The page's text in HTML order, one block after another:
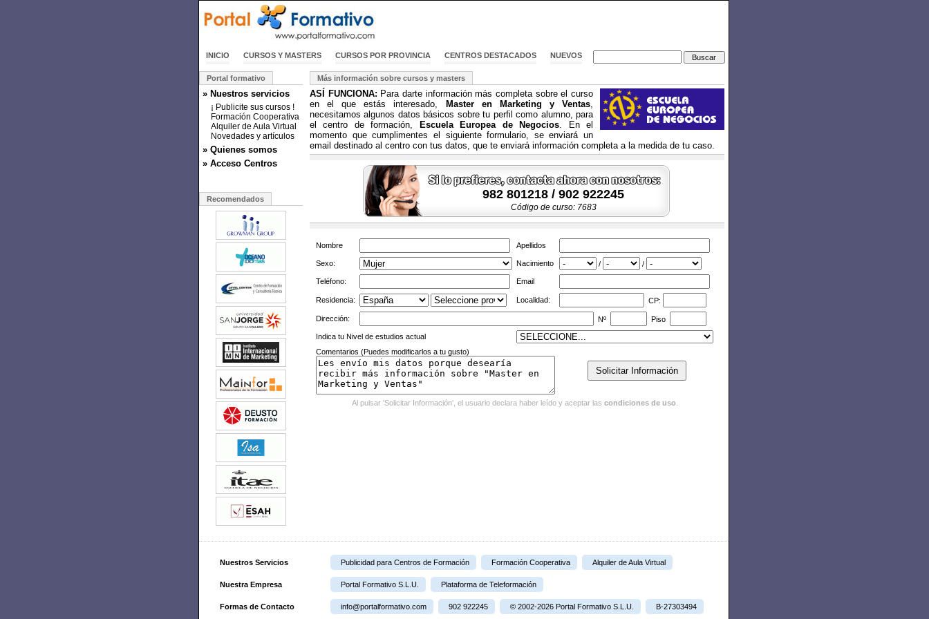
INICIO CURSOS Y MASTERS CURSOS POR PROVINCIA CENTROS DESTACADOS NUEVOS
Portal formativo
» Nuestros servicios
¡ Publicite sus cursos !
Formación Cooperativa
Alquiler de Aula Virtual
Novedades y artículos
» Quienes somos
» Acceso Centros
Recomendados
Más información sobre cursos y masters
ASÍ FUNCIONA: Para darte información más completa sobre el curso
en el que estás interesado,
Master en Marketing y Ventas,
necesitamos algunos datos básicos sobre tu perfil como alumno, para
el centro de formación,
Escuela Europea de Negocios. En el
momento que cumplimentes el siguiente formulario, se enviará un
email destinado al centro con tus datos, que te enviará información completa a la medida de tu caso.
982 801218 / 902 922245
Código de curso: 7683
Nombre Apellidos
Sexo: Nacimiento / /
Teléfono: Email
Residencia: Localidad: CP:
Dirección: Nº Piso
Indica tu Nivel de estudios actual
Comentarios (Puedes modificarlos a tu gusto)
Al pulsar 'Solicitar Información', el usuario declara haber leído y aceptar las condiciones de uso
Nuestros Servicios Publicidad para Centros de Formación Formación Cooperativa Alquiler de Aula Virtual
Nuestra Empresa Portal Formativo S.L.U. Plataforma de Teleformación
Formas de Contacto info@portalformativo.com 902 922245 © 2002-2026 Portal Formativo S.L.U. B-27303494